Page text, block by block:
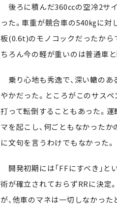
後ろに積んだ360㏄の空冷2サ
った。車重が競合車の540㎏に
板(0.6t)のモノコックだったから
ちろん今の軽が重いのは普通車
乗り心地も秀逸で、深い轍の
やかだった。ところがこのサス
打って転倒することもあった。
マを起こし、何ごともなかった
に文句を言うわけでもなかった。
開発初期には「FFにすべき」と
術が確立されておらずRRに決定
が、他車のマネは一切しなかった